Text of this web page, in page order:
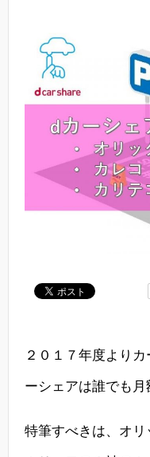
２０１７年度より
ーシェアは誰でも月
特筆すべきは、オリ